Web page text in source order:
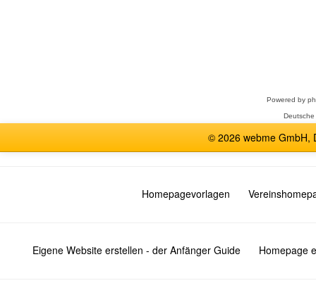
Powered by
© 2026 webme GmbH,
Homepagevorlagen
Eigene Website erstellen - der Anfänger Guide Homepage